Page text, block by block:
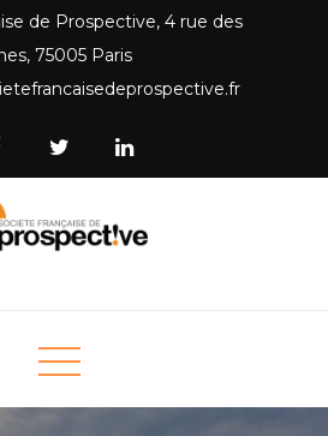
de Prospective, 4 rue des
75005 Paris